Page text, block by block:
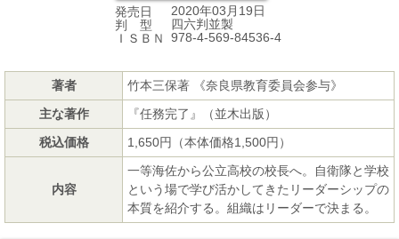
発売日
2020年03月19日
判 型
四六判並製
ＩＳＢＮ
978-4-569-84536-4
著者
竹本三保著 《奈良県教育委員会参与》
主な著作
『任務完了』（並木出版）
税込価格
1,650円（本体価格1,500円）
内容
一等海佐から公立高校の校長へ。自衛隊と学校
という場で学び活かしてきたリーダーシップの
本質を紹介する。組織はリーダーで決まる。